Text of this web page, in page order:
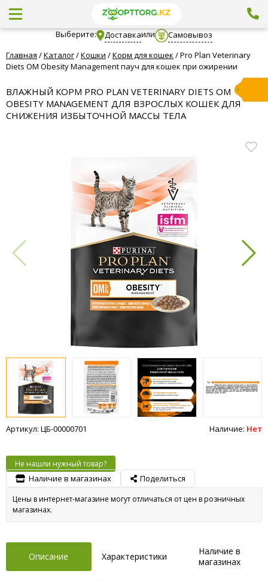
Выберите: Доставкаили
Самовывоз
Главная /Каталог/Кошки /Корм для кошек /Pro Plan Veterinary
Diets OM Obesity Management пауч для кошек при ожирении
ВЛАЖНЫЙ КОРМ PRO PLAN VETERINARY DIETS OM
OBESITY MANAGEMENT ДЛЯ ВЗРОСЛЫХ КОШЕК ДЛЯ
СНИЖЕНИЯ ИЗБЫТОЧНОЙ МАССЫ ТЕЛА
Артикул: ЦБ-00000701 Наличие: Нет
Не нашли нужный товар?
Наличие в магазинах Поделиться
Цены в интернет-магазине могут отличаться от цен в розничных
магазинах.
Описание Характеристики
Наличие в
магазинах